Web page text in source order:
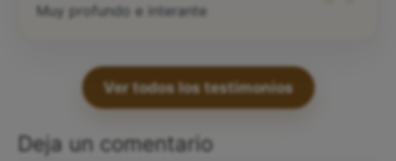
Muy profundo e interante
Ver todos los testimonios
Deja un comentario